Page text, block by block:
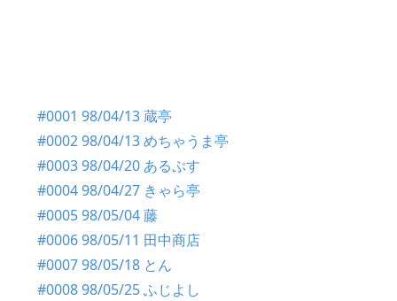
#0001 98/04/13 蔵亭
#0002 98/04/13 めちゃうま亭
#0003 98/04/20 あるぷす
#0004 98/04/27 きゃら亭
#0005 98/05/04 藤
#0006 98/05/11 田中商店
#0007 98/05/18 とん
#0008 98/05/25 ふじよし